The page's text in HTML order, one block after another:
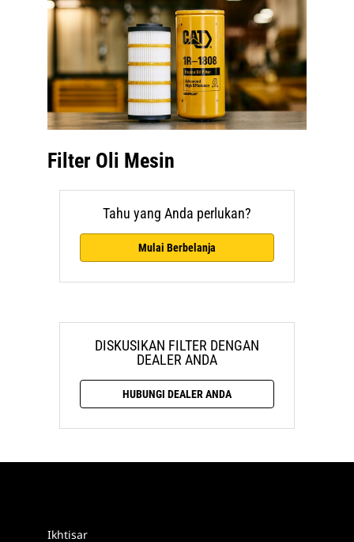
Filter Oli Mesin
Tahu yang Anda perlukan?
Mulai Berbelanja
DISKUSIKAN FILTER DENGAN
DEALER ANDA
HUBUNGI DEALER ANDA
Ikhtisar